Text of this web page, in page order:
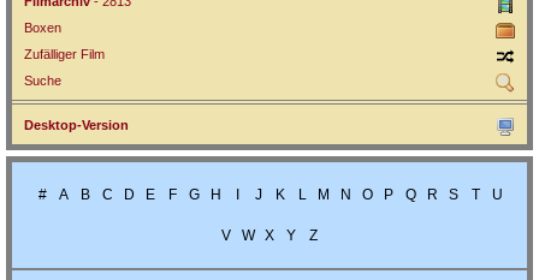
Boxen
Zufälliger Film
Suche
Desktop-Version
# A B C D E F G H J K L M N O P Q R S T U
V W X Y Z